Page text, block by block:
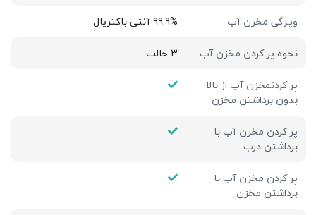
ویژگی مخزن آب
99.9% آنتی باکتریال
نحوه پر کردن مخزن آب
3 حالت
پر کردنمخزن آب از بالا
بدون برداشتن مخزن
پر کردن مخزن آب با
برداشتن درب
پر کردن مخزن آب با
برداشتن مخزن